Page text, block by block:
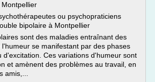
ou psychopraticiens
bipolaire à Montpellier
sont des maladies entraînant des
se manifestant par des phases
d'excitation. Ces variations d'humeur sont
et amènent des problèmes au travail, en
amis,...